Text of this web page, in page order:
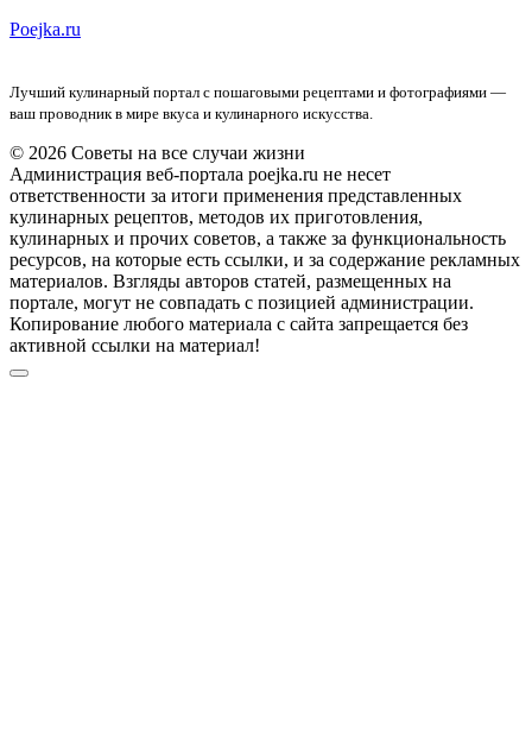
Poejka.ru
Лучший кулинарный портал с пошаговыми рецептами и фотографиями —
ваш проводник в мире вкуса и кулинарного искусства.
© 2026 Советы на все случаи жизни
Администрация веб-портала poejka.ru не несет
ответственности за итоги применения представленных
кулинарных рецептов, методов их приготовления,
кулинарных и прочих советов, а также за функциональность
ресурсов, на которые есть ссылки, и за содержание рекламных
материалов. Взгляды авторов статей, размещенных на
портале, могут не совпадать с позицией администрации.
Копирование любого материала с сайта запрещается без
активной ссылки на материал!